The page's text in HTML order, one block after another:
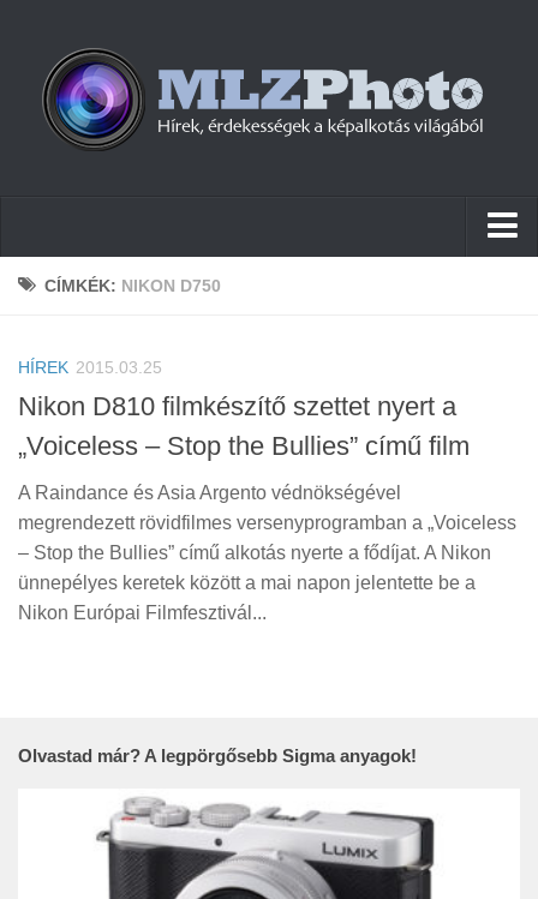
Hírek
Cikkek
Szoftver
Firmware
Tudástár
Tanácsok
Érdekességek
CÍMKÉK: NIKON D750
HÍREK 2015.03.25
Nikon D810 filmkészítő szettet nyert a
„Voiceless – Stop the Bullies” című film
A Raindance és Asia Argento védnökségével
megrendezett rövidfilmes versenyprogramban a „Voiceless
– Stop the Bullies” című alkotás nyerte a fődíjat. A Nikon
ünnepélyes keretek között a mai napon jelentette be a
Nikon Európai Filmfesztivál...
Olvastad már? A legpörgősebb Sigma anyagok!